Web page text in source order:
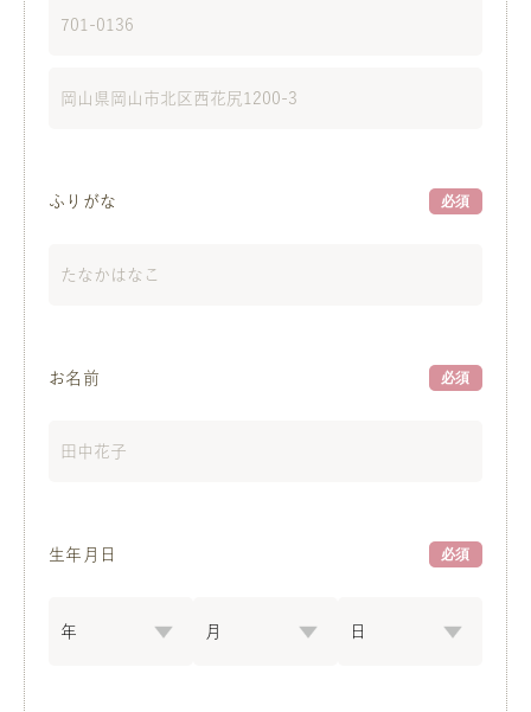
ふりがな 必須
お名前 必須
生年月日 必須